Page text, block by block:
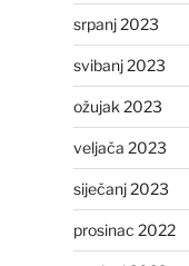
srpanj 2023
svibanj 2023
ožujak 2023
veljača 2023
siječanj 2023
prosinac 2022